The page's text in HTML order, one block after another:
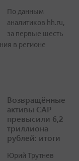
По данным
аналитиков hh.ru,
за первые шесть
в регионе
Возвращённые
активы САР
превысили 6,2
триллиона
рублей: итоги
Юрий Трутнев